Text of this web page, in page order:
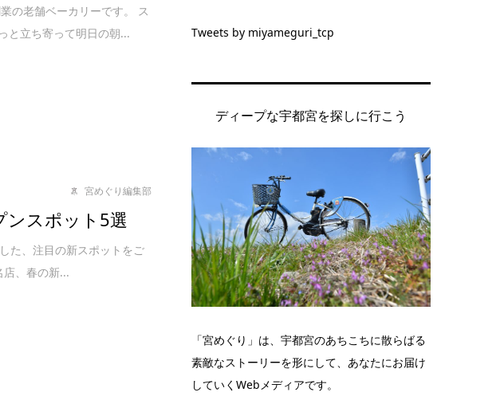
の老舗ベーカリーです。 ス
と立ち寄って明日の朝...
宮めぐり編集部
ンスポット5選
た、注目の新スポットをご
、春の新...
Tweets by miyameguri_tcp
ディープな宇都宮を探しに行こう
「宮めぐり」は、宇都宮のあちこちに散らばる
素敵なストーリーを形にして、あなたにお届け
していくWebメディアです。